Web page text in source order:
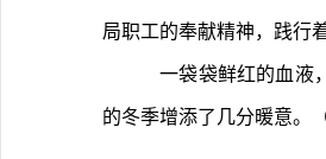
局职工的奉献精神，践行
	一袋袋鲜红的血液，搭建起了希望的桥梁，一份份炽热的爱心，传递着温暖与力量。邹平黄河河务局职工用坚定的身影充分彰显了新时代黄河人的责任与担当，为寒冷
的冬季增添了几分暖意。